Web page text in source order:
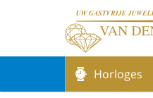
Horloges